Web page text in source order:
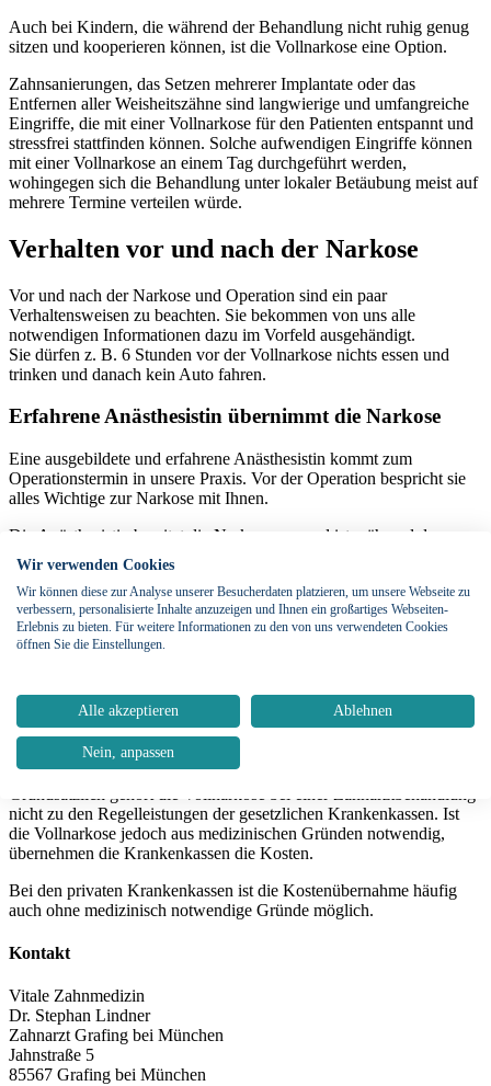
Auch bei Kindern, die während der Behandlung nicht ruhig genug
sitzen und kooperieren können, ist die Vollnarkose eine Option.
Zahnsanierungen, das Setzen mehrerer Implantate oder das
Entfernen aller Weisheitszähne sind langwierige und umfangreiche
Eingriffe, die mit einer Vollnarkose für den Patienten entspannt und
stressfrei stattfinden können. Solche aufwendigen Eingriffe können
mit einer Vollnarkose an einem Tag durchgeführt werden,
wohingegen sich die Behandlung unter lokaler Betäubung meist auf
mehrere Termine verteilen würde.
Verhalten vor und nach der Narkose
Vor und nach der Narkose und Operation sind ein paar
Verhaltensweisen zu beachten. Sie bekommen von uns alle
notwendigen Informationen dazu im Vorfeld ausgehändigt.
Sie dürfen z. B. 6 Stunden vor der Vollnarkose nichts essen und
trinken und danach kein Auto fahren.
Erfahrene Anästhesistin übernimmt die Narkose
Eine ausgebildete und erfahrene Anästhesistin kommt zum
Operationstermin in unsere Praxis. Vor der Operation bespricht sie
alles Wichtige zur Narkose mit Ihnen.
Die Anästhesistin bereitet die Narkose vor und ist während der
gesamten Dauer anwesend. Sie schlafen tief und bekommen von der
Behandlung nichts mit.
Durchgehend überwacht sie Ihre Vitalfunktionen wie z. B. Atmung,
Herzschlag und Blutdruck. Am Ende der Operation leitet sie die
Narkose wieder aus und Sie wachen langsam wieder auf.
Zeit später wieder nach Hause gehen.
Kostenübernahme
nicht zu den Regelleistungen der gesetzlichen Krankenkassen. Ist
die Vollnarkose jedoch aus medizinischen Gründen notwendig,
übernehmen die Krankenkassen die Kosten.
Bei den privaten Krankenkassen ist die Kostenübernahme häufig
auch ohne medizinisch notwendige Gründe möglich.
Kontakt
Vitale Zahnmedizin
Dr. Stephan Lindner
Zahnarzt Grafing bei München
Jahnstraße 5
85567 Grafing bei München
Wir verwenden Cookies
Wir können diese zur Analyse unserer Besucherdaten platzieren, um unsere Webseite zu
verbessern, personalisierte Inhalte anzuzeigen und Ihnen ein großartiges Webseiten-
Erlebnis zu bieten. Für weitere Informationen zu den von uns verwendeten Cookies
öffnen Sie die Einstellungen.
Alle akzeptieren Ablehnen
Nein, anpassen